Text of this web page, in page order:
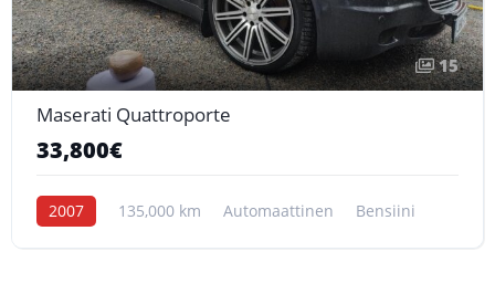
15
Maserati Quattroporte
33,800€
2007 135,000 km Automaattinen Bensiini